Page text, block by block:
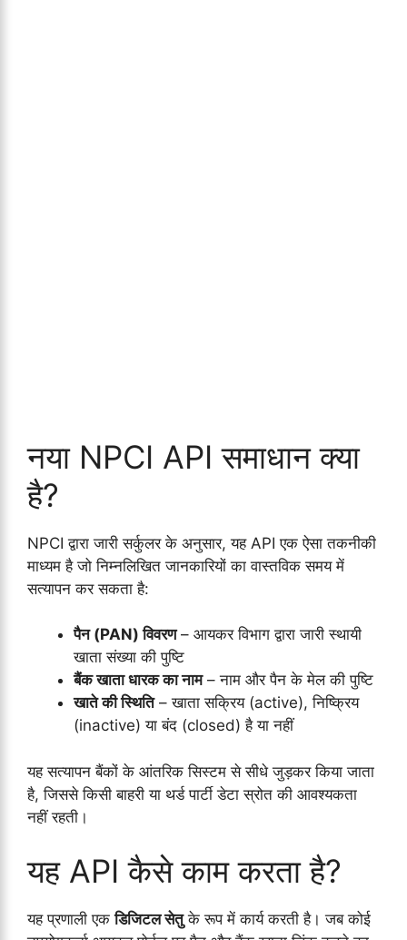
नया NPCI API समाधान क्या
है?
NPCI द्वारा जारी सर्कुलर के अनुसार, यह API एक ऐसा तकनीकी
माध्यम है जो निम्नलिखित जानकारियों का वास्तविक समय में
सत्यापन कर सकता है:
पैन (PAN) विवरण– आयकर विभाग द्वारा जारी स्थायी
खाता संख्या की पुष्टि
बैंक खाता धारक का नाम– नाम और पैन के मेल की पुष्टि
खाते की स्थिति– खाता सक्रिय (active), निष्क्रिय
(inactive) या बंद (closed) है या नहीं
यह सत्यापन बैंकों के आंतरिक सिस्टम से सीधे जुड़कर किया जाता
है, जिससे किसी बाहरी या थर्ड पार्टी डेटा स्रोत की आवश्यकता
नहीं रहती।
यह API कैसे काम करता है?
यह प्रणाली एकडिजिटल सेतुके रूप में कार्य करती है। जब कोई